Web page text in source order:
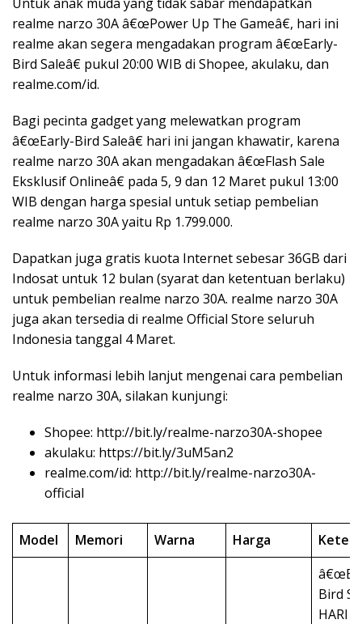
realme narzo 30A â€œPower Up The Gameâ€, hari ini
realme akan segera mengadakan program â€œEarly-
Bird Saleâ€ pukul 20:00 WIB di Shopee, akulaku, dan
realme.com/id.
Bagi pecinta gadget yang melewatkan program
â€œEarly-Bird Saleâ€ hari ini jangan khawatir, karena
realme narzo 30A akan mengadakan â€œFlash Sale
Eksklusif Onlineâ€ pada 5, 9 dan 12 Maret pukul 13:00
WIB dengan harga spesial untuk setiap pembelian
realme narzo 30A yaitu Rp 1.799.000.
Dapatkan juga gratis kuota Internet sebesar 36GB dari
Indosat untuk 12 bulan (syarat dan ketentuan berlaku)
untuk pembelian realme narzo 30A. realme narzo 30A
juga akan tersedia di realme Official Store seluruh
Indonesia tanggal 4 Maret.
Untuk informasi lebih lanjut mengenai cara pembelian
realme narzo 30A, silakan kunjungi:
Shopee: http://bit.ly/realme-narzo30A-shopee
akulaku: https://bit.ly/3uM5an2
realme.com/id: http://bit.ly/realme-narzo30A-
official
Model Memori Warna Harga
Bird
HARI